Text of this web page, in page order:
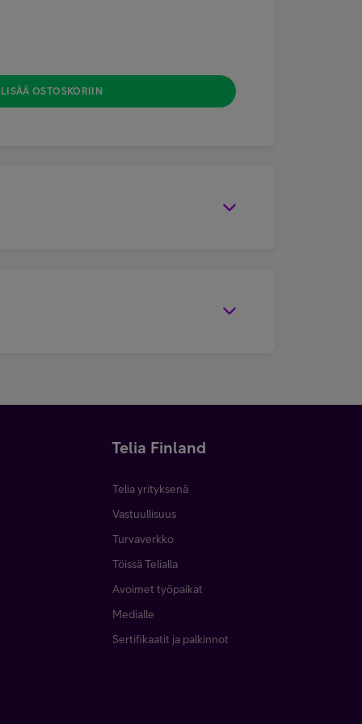
LISÄÄ OSTOSKORIIN
Telia Finland
Telia yrityksenä
Vastuullisuus
Turvaverkko
Töissä Telialla
Avoimet työpaikat
Medialle
Sertifikaatit ja palkinnot